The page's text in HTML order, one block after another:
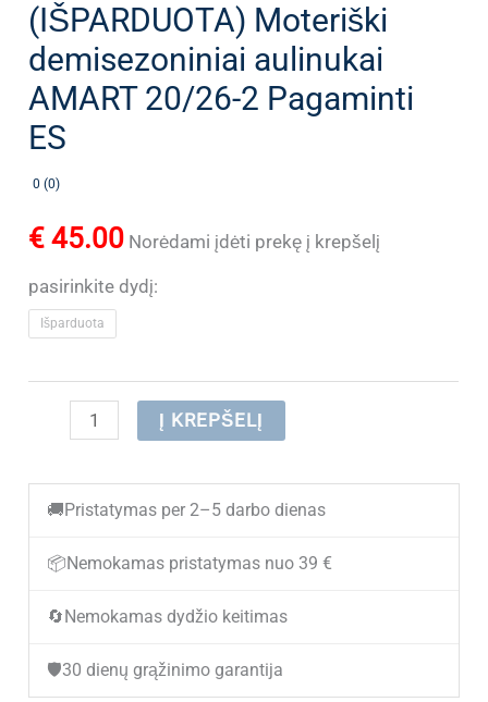
(IŠPARDUOTA) Moteriški
demisezoniniai aulinukai
AMART 20/26-2 Pagaminti
ES
0 (0)
€ 45.00 Norėdami įdėti prekę į krepšelį
pasirinkite dydį:
Išparduota
produkto
(IŠPARDUOTA)
Moteriški
demisezoniniai
AMART
Į KREPŠELĮ
🚚 Pristatymas per 2–5 darbo dienas
📦 Nemokamas pristatymas nuo 39 €
🔄 Nemokamas dydžio keitimas
🛡️30 dienų grąžinimo garantija